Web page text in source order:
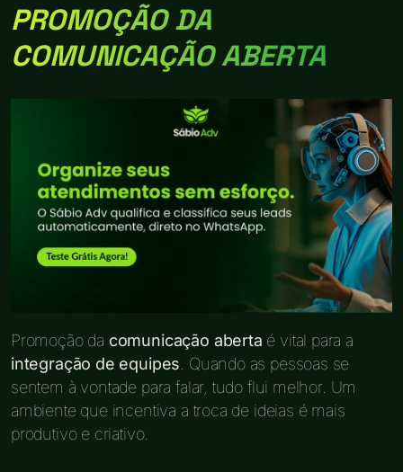
PROMOÇÃO DA
COMUNICAÇÃO ABERTA
Promoção da comunicação aberta é vital para a
integração de equipes . Quando as pessoas se
sentem à vontade para falar, tudo flui melhor. Um
ambiente que incentiva a troca de ideias é mais
produtivo e criativo.